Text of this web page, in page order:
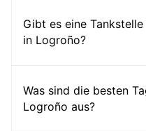
Gibt es eine
in Logroño?
Was sind die besten
Logroño aus?